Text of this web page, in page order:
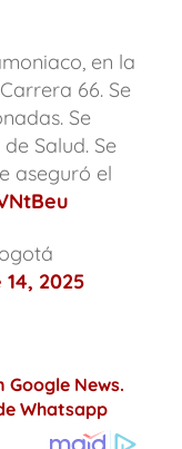
en la
66. Se
Se
Salud. Se
aseguró el
2025
Google News.
Whatsapp